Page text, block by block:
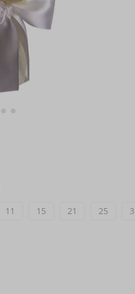
11 15 21 25